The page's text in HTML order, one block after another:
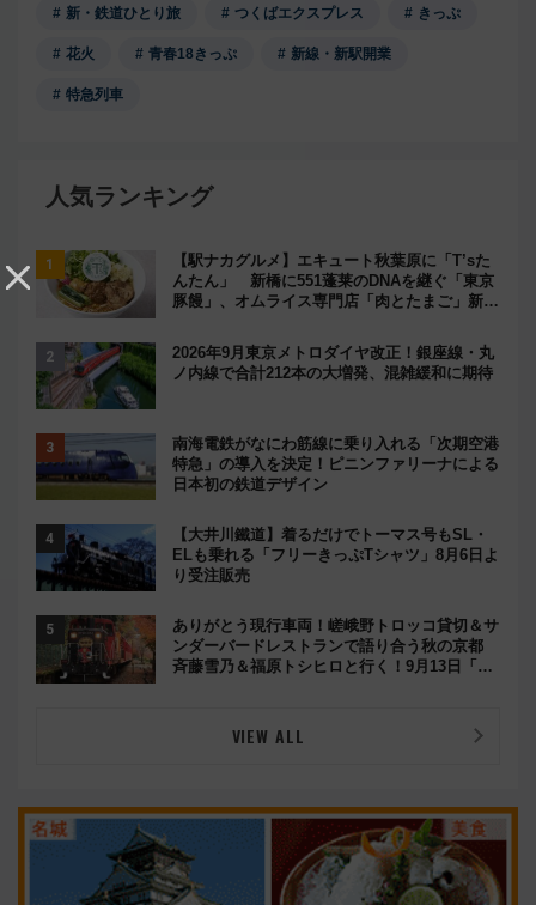
新・鉄道ひとり旅 つくばエクスプレス きっぷ
花火 青春18きっぷ 新線・新駅開業
特急列車
人気ランキング
【駅ナカグルメ】エキュート秋葉原に「T’sた
んたん」 新橋に551蓬莱のDNAを継ぐ「東京
豚饅」、オムライス専門店「肉とたまご」新グ
2026年9月東京メトロダイヤ改正！銀座線・丸
ノ内線で合計212本の大増発、混雑緩和に期待
南海電鉄がなにわ筋線に乗り入れる「次期空港
特急」の導入を決定！ピニンファリーナによる
日本初の鉄道デザイン
【大井川鐵道】着るだけでトーマス号もSL・
ELも乗れる「フリーきっぷTシャツ」8月6日よ
り受注販売
ありがとう現行車両！嵯峨野トロッコ貸切＆サ
ンダーバードレストランで語り合う秋の京都
斉藤雪乃＆福原トシヒロと行く！9月13日「京
VIEW ALL